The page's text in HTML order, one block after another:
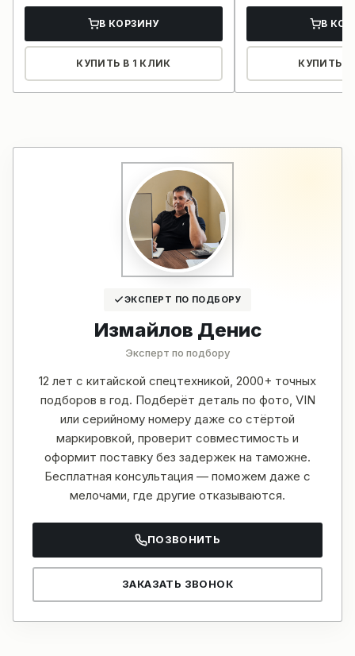
В КОРЗИНУ
КУПИТЬ В 1 КЛИК
В
КУПИТЬ В
ЭКСПЕРТ ПО ПОДБОРУ
Измайлов Денис
Эксперт по подбору
12 лет с китайской спецтехникой, 2000+ точных
подборов в год. Подберёт деталь по фото, VIN
или серийному номеру даже со стёртой
маркировкой, проверит совместимость и
оформит поставку без задержек на таможне.
Бесплатная консультация — поможем даже с
мелочами, где другие отказываются.
ПОЗВОНИТЬ
ЗАКАЗАТЬ ЗВОНОК